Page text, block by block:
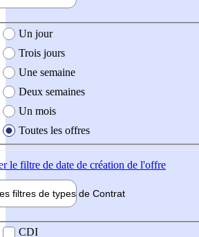
création de l'offre
Un jour
Trois jours
Une semaine
Deux semaines
Un mois
Toutes les offres
le filtre de date de création de l'offre
filtres de types de Contrat
contrat
CDI